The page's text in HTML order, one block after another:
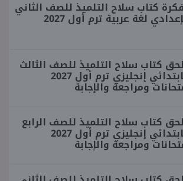
كتاب سلاح التلميذ للصف الثاني
لغة عربية ترم أول 2027
كتاب سلاح التلميذ للصف الثالث
الابتدائي إنجليزي ترم أول 2027
ومراجعة والإجابة
كتاب سلاح التلميذ للصف الرابع
الابتدائي إنجليزي ترم أول 2027
ومراجعة والإجابة